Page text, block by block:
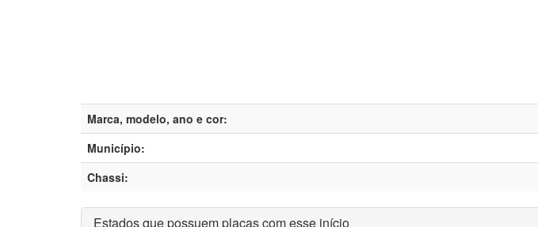
Marca, modelo, ano e cor:
Município:
Chassi:
Estados que possuem placas com esse início